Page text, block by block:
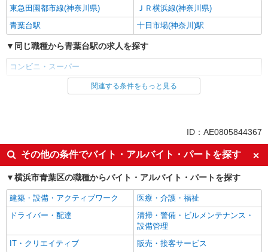
東急田園都市線(神奈川県)
ＪＲ横浜線(神奈川県)
青葉台駅
十日市場(神奈川)駅
同じ職種から青葉台駅の求人を探す
コンビニ・スーパー
同じ雇用形態から青葉台駅の求人を探す
未経験歓迎
フリーター歓迎
ミドル（40代～）活躍中
エルダー（50代～）活躍中
シニア（60代～）活躍中
ボーナス・賞与あり
昇給あり
週2～3日勤務OK
扶養内勤務OK
交通費支給
同じ職種から求人を探す
関連する条件をもっと見る
ID：AE0805844367
その他の条件でバイト・アルバイト・パートを探す
横浜市青葉区の職種からバイト・アルバイト・パートを探す
建築・設備・アクティブワーク
医療・介護・福祉
ドライバー・配達
清掃・警備・ビルメンテナンス・
設備管理
IT・クリエイティブ
販売・接客サービス